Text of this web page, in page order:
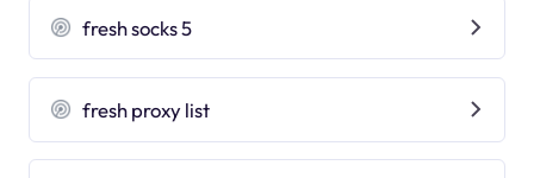
fresh socks 5
fresh proxy list